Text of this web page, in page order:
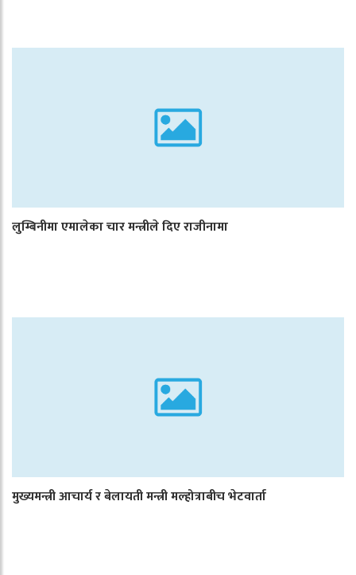
लुम्बिनीमा एमालेका चार मन्त्रीले दिए राजीनामा
मुख्यमन्त्री आचार्य र बेलायती मन्त्री मल्होत्राबीच भेटवार्ता